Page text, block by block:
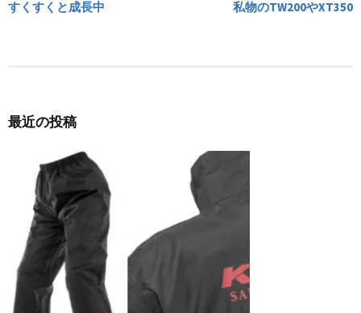
ー
すくすくと成長中 私物のTW200やXT350
最近の投稿